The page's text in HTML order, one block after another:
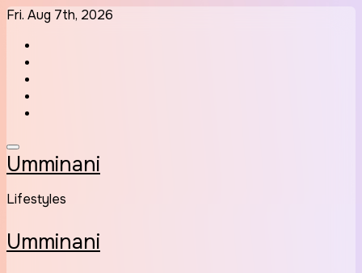
Skip
content
Fri. Aug 7th, 2026
Umminani
Lifestyles
Umminani